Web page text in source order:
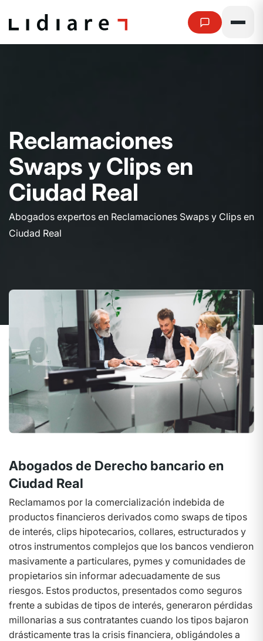
Reclamaciones
Swaps y Clips en
Ciudad Real
Abogados expertos en Reclamaciones Swaps y Clips en
Ciudad Real
Abogados de Derecho bancario en
Ciudad Real
Reclamamos por la comercialización indebida de
productos financieros derivados como swaps de tipos
de interés, clips hipotecarios, collares, estructurados y
otros instrumentos complejos que los bancos vendieron
masivamente a particulares, pymes y comunidades de
propietarios sin informar adecuadamente de sus
riesgos. Estos productos, presentados como seguros
frente a subidas de tipos de interés, generaron pérdidas
millonarias a sus contratantes cuando los tipos bajaron
drásticamente tras la crisis financiera, obligándoles a